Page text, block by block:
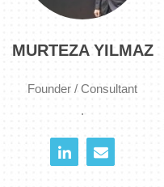
MURTEZA YILMAZ
Founder / Consultant
.